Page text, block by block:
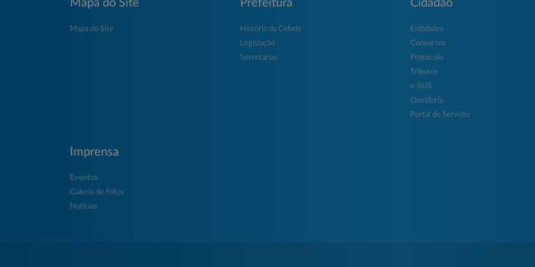
Mapa do Site
Mapa do Site
Prefeitura
História da Cidade
Legislação
Secretarias
Cidadão
Entidades
Concursos
Protocolo
Tributos
e-SUS
Ouvidoria
Portal do Servidor
Imprensa
Eventos
Galeria de Fotos
Notícias